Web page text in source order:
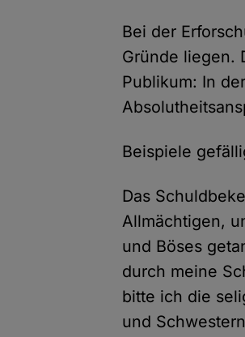
Bei der
Gründe liegen.
Publikum: In
Beispiele
Das
Allmächtigen,
und Böses
durch meine
bitte ich die
und